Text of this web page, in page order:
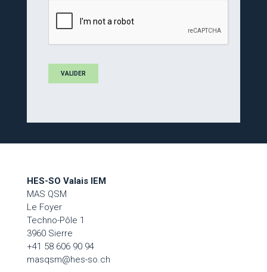
HES-SO Valais IEM
MAS QSM
Le Foyer
Techno-Pôle 1
3960 Sierre
+41 58 606 90 94
masqsm@hes-so.ch